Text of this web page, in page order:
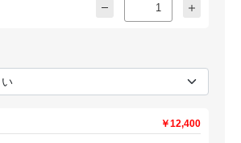
￥12,400